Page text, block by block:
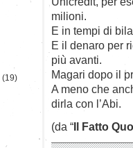
milioni.
E in tempi di
E il denaro per
più avanti.
Magari dopo il
A meno che
dirla con l’Abi.
(da “Il Fatto
(19)